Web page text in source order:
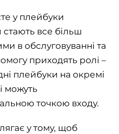
у плейбуки
стають все більш
в обслуговуванні та
приходять ролі –
плейбуки на окремі
можуть
точкою входу.
у тому, щоб